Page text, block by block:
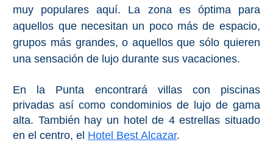
Lanchas
Bicicletas
Parapente
Tours de
Aventura
muy populares aquí. La zona es óptima para
aquellos que necesitan un poco más de espacio,
grupos más grandes, o aquellos que sólo quieren
una sensación de lujo durante sus vacaciones.
En la Punta encontrará villas con piscinas
privadas así como condominios de lujo de gama
alta. También hay un hotel de 4 estrellas situado
en el centro, el Hotel Best Alcazar.